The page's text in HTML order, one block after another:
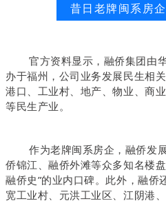
昔日老牌闽系房
官方资料显示，融侨集团由
办于福州，公司业务发展民生相
港口、工业村、地产、物业、商
等民生产业。
作为老牌闽系房企，融侨发
侨锦江、融侨外滩等众多知名楼
融侨史”的业内口碑。此外，融侨
宽工业村、元洪工业区、江阴港